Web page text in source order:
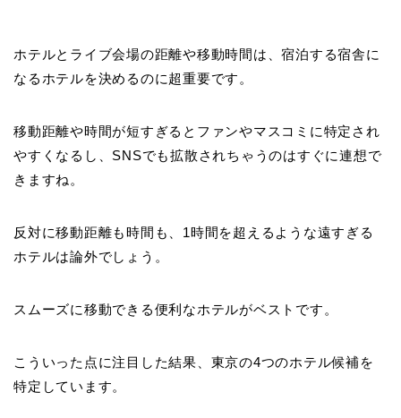
ホテルとライブ会場の距離や移動時間は、宿泊する宿舎に
なるホテルを決めるのに超重要です。
移動距離や時間が短すぎるとファンやマスコミに特定され
やすくなるし、SNSでも拡散されちゃうのはすぐに連想で
きますね。
反対に移動距離も時間も、1時間を超えるような遠すぎる
ホテルは論外でしょう。
スムーズに移動できる便利なホテルがベストです。
こういった点に注目した結果、東京の4つのホテル候補を
特定しています。